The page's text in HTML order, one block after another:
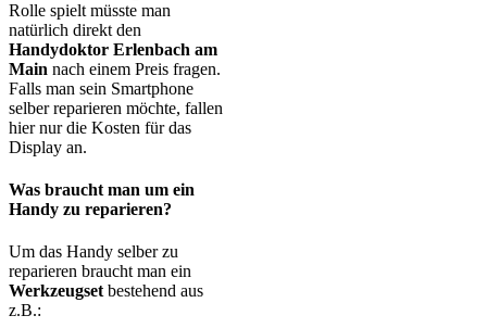
Rolle spielt müsste man
natürlich direkt den
Handydoktor Erlenbach am
Main nach einem Preis fragen.
Falls man sein Smartphone
selber reparieren möchte, fallen
hier nur die Kosten für das
Display an.
Was braucht man um ein
Handy zu reparieren?
Um das Handy selber zu
reparieren braucht man ein
Werkzeugset bestehend aus
z.B.: